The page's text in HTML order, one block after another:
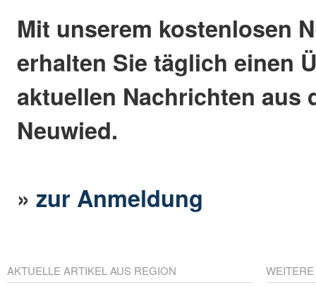
Mit unserem kostenlosen
erhalten Sie täglich einen
aktuellen Nachrichten aus
Neuwied.
»zur Anmeldung
AKTUELLE ARTIKEL AUS REGION